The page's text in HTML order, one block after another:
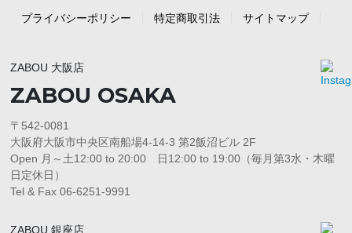
プライバシーポリシー 特定商取引法 サイトマップ
ZABOU 大阪店
ZABOU OSAKA
〒542-0081
大阪府大阪市中央区南船場4-14-3 第2飯沼ビル 2F
Open 月～土12:00 to 20:00 日12:00 to 19:00（毎月第3水・木曜
日定休日）
Tel & Fax 06-6251-9991
ZABOU 銀座店